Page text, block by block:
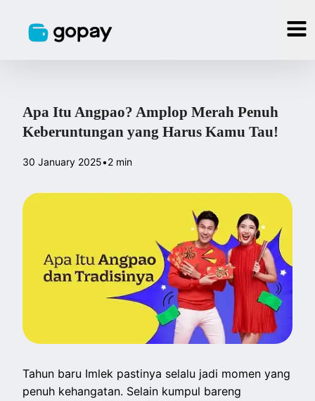
Apa Itu Angpao? Amplop Merah Penuh
Keberuntungan yang Harus Kamu Tau!
30 January 2025•2 min
Tahun baru Imlek pastinya selalu jadi momen yang
penuh kehangatan. Selain kumpul bareng